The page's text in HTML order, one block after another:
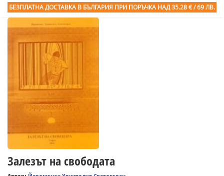
БЕЗПЛАТНА ДОСТАВКА В БЪЛГАРИЯ ПРИ ПОРЪЧКА НАД 35.28 € / 69 ЛВ.
Залезът на свободата